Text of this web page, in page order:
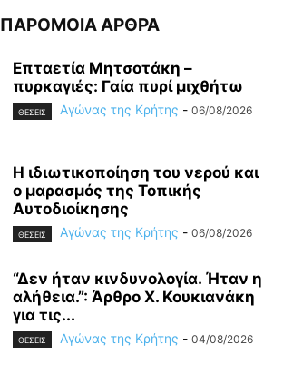
ΠΑΡΟΜΟΙΑ ΑΡΘΡΑ
Επταετία Μητσοτάκη –
πυρκαγιές: Γαία πυρί μιχθήτω
ΘΕΣΕΙΣ Αγώνας της Κρήτης - 06/08/2026
Η ιδιωτικοποίηση του νερού και
ο μαρασμός της Τοπικής
Αυτοδιοίκησης
ΘΕΣΕΙΣ Αγώνας της Κρήτης - 06/08/2026
“Δεν ήταν κινδυνολογία. Ήταν η
αλήθεια.”: Άρθρο Χ. Κουκιανάκη
για τις...
ΘΕΣΕΙΣ Αγώνας της Κρήτης - 04/08/2026